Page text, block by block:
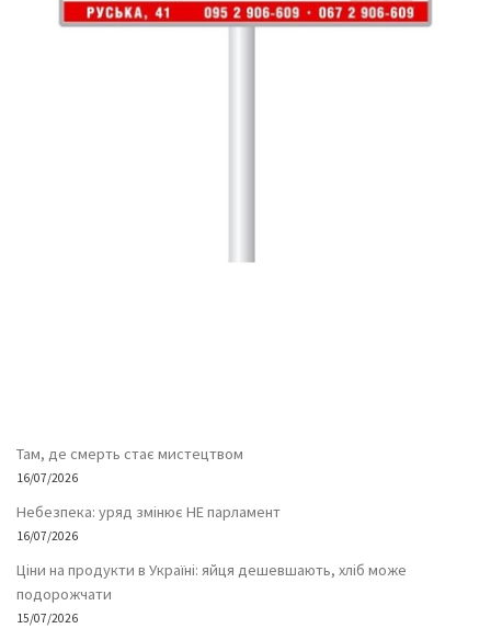
Там, де смерть стає мистецтвом
16/07/2026
Небезпека: уряд змінює НЕ парламент
16/07/2026
Ціни на продукти в Україні: яйця дешевшають, хліб може
подорожчати
15/07/2026